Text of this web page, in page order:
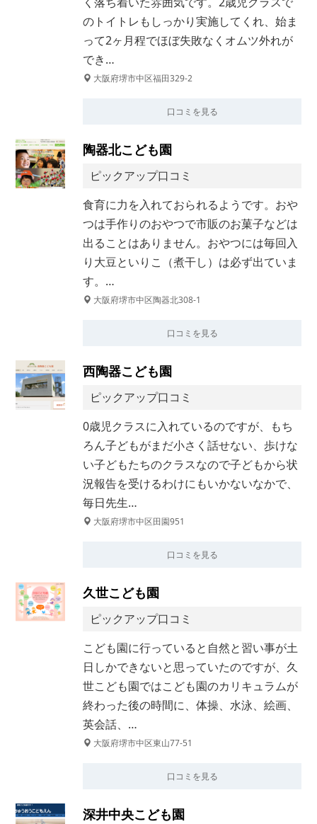
のトイトレもしっかり実施してくれ、始ま
って2ヶ月程でほぼ失敗なくオムツ外れが
でき…
大阪府堺市中区福田329-2
口コミを見る
陶器北こども園
ピックアップ口コミ
食育に力を入れておられるようです。おや
つは手作りのおやつで市販のお菓子などは
出ることはありません。おやつには毎回入
り大豆といりこ（煮干し）は必ず出ていま
す。…
大阪府堺市中区陶器北308-1
口コミを見る
西陶器こども園
ピックアップ口コミ
0歳児クラスに入れているのですが、もち
ろん子どもがまだ小さく話せない、歩けな
い子どもたちのクラスなので子どもから状
況報告を受けるわけにもいかないなかで、
毎日先生…
大阪府堺市中区田園951
口コミを見る
久世こども園
ピックアップ口コミ
こども園に行っていると自然と習い事が土
日しかできないと思っていたのですが、久
世こども園ではこども園のカリキュラムが
終わった後の時間に、体操、水泳、絵画、
英会話、…
大阪府堺市中区東山77-51
口コミを見る
深井中央こども園